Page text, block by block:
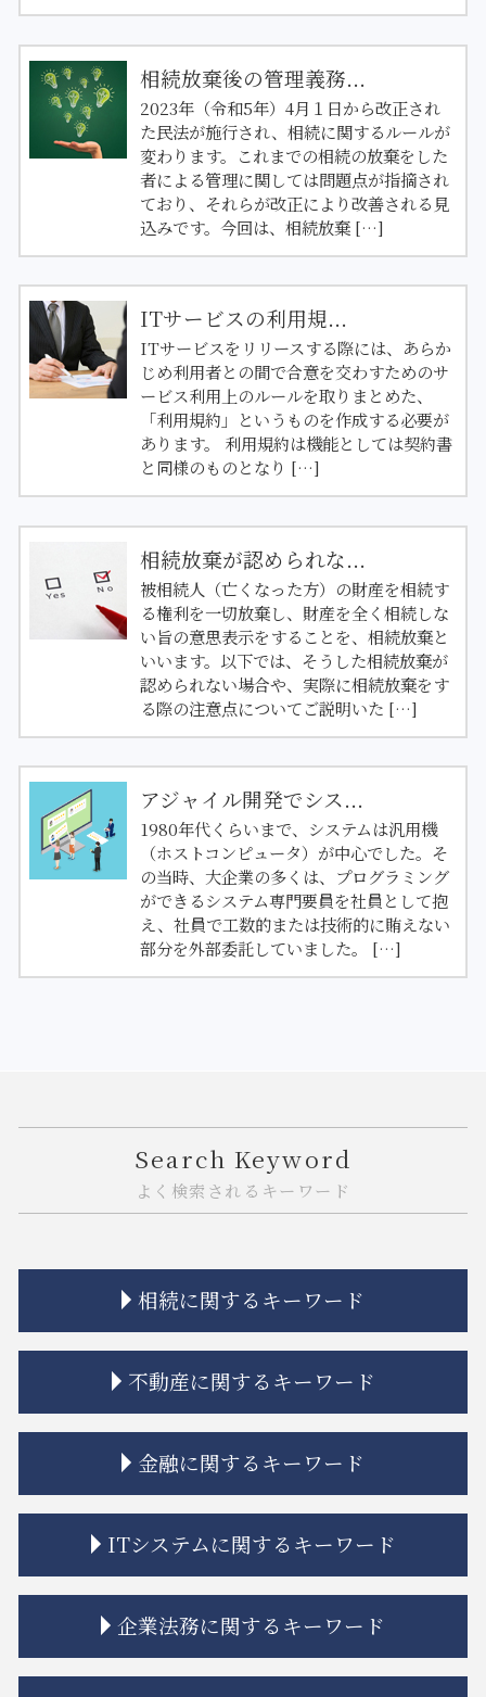
相続放棄後の管理義務...
2023年（令和5年）4月１日から改正され
た民法が施行され、相続に関するルールが
変わります。これまでの相続の放棄をした
者による管理に関しては問題点が指摘され
ており、それらが改正により改善される見
込みです。今回は、相続放棄 […]
ITサービスの利用規...
ITサービスをリリースする際には、あらか
じめ利用者との間で合意を交わすためのサ
ービス利用上のルールを取りまとめた、
「利用規約」というものを作成する必要が
あります。 利用規約は機能としては契約書
と同様のものとなり […]
相続放棄が認められな...
被相続人（亡くなった方）の財産を相続す
る権利を一切放棄し、財産を全く相続しな
い旨の意思表示をすることを、相続放棄と
いいます。以下では、そうした相続放棄が
認められない場合や、実際に相続放棄をす
る際の注意点についてご説明いた […]
アジャイル開発でシス...
1980年代くらいまで、システムは汎用機
（ホストコンピュータ）が中心でした。そ
の当時、大企業の多くは、プログラミング
ができるシステム専門要員を社員として抱
え、社員で工数的または技術的に賄えない
部分を外部委託していました。 […]
Search Keyword
よく検索されるキーワード
相続に関するキーワード
相続 弁護士
相続 限定承認
相続放棄とは
限定承認 手続き
相続 調停 流れ
連れ子 相続
公正証書遺言 もめる
相続 兄弟 不公平
不動産に関するキーワード
不動産トラブル 法律事務所
家賃 値上げ 交渉
市街地再開発 地区計画
市街地再開発 流れ
市街地再開発 問題点
マンション 強制退去
金融に関するキーワード
金融商品 分類
金融商品 詐欺
金融商品 安全性
金融商品 新しい
ITシステムに関するキーワード
誹謗中傷 罰金
誹謗中傷 不起訴
企業法務に関するキーワード